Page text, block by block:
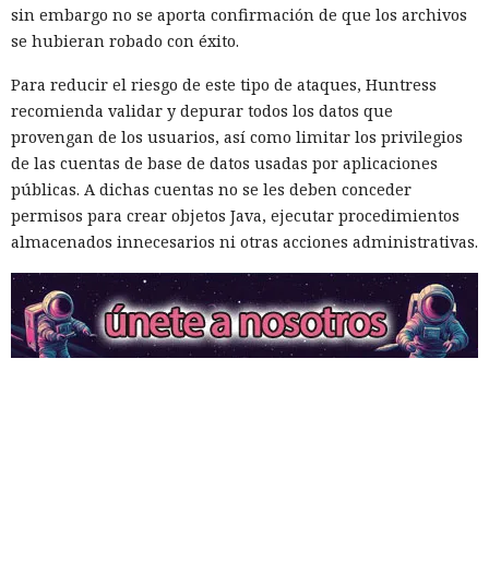
sin embargo no se aporta confirmación de que los archivos
se hubieran robado con éxito.
Para reducir el riesgo de este tipo de ataques, Huntress
recomienda validar y depurar todos los datos que
provengan de los usuarios, así como limitar los privilegios
de las cuentas de base de datos usadas por aplicaciones
públicas. A dichas cuentas no se les deben conceder
permisos para crear objetos Java, ejecutar procedimientos
almacenados innecesarios ni otras acciones administrativas.